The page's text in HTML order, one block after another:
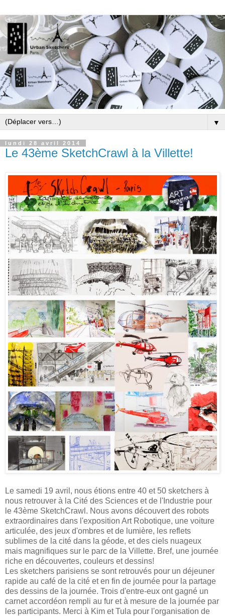
▼
lundi 28 avril 2014
Le 43ème SketchCrawl à la Villette!
Le samedi 19 avril, nous étions entre 40 et 50 sketchers à
nous retrouver à la Cité des Sciences et de l'Industrie pour
le 43ème SketchCrawl. Nous avons découvert des robots
extraordinaires dans l'exposition Art Robotique, une voiture
articulée, des jeux d'ombres et de lumière, les reflets
sublimes de la cité dans la géode, et des ciels nuageux
mais magnifiques sur le parc de la Villette. Bref, une journée
riche en découvertes, couleurs et dessins!
Les sketchers parisiens se sont retrouvés pour un déjeuner
rapide au café de la cité et en fin de journée pour la partage
des dessins de la journée. Trois d'entre-eux ont gagné un
carnet accordéon rempli au fur et à mesure de la journée par
les participants. Merci à Kim et Tula pour l'organisation de